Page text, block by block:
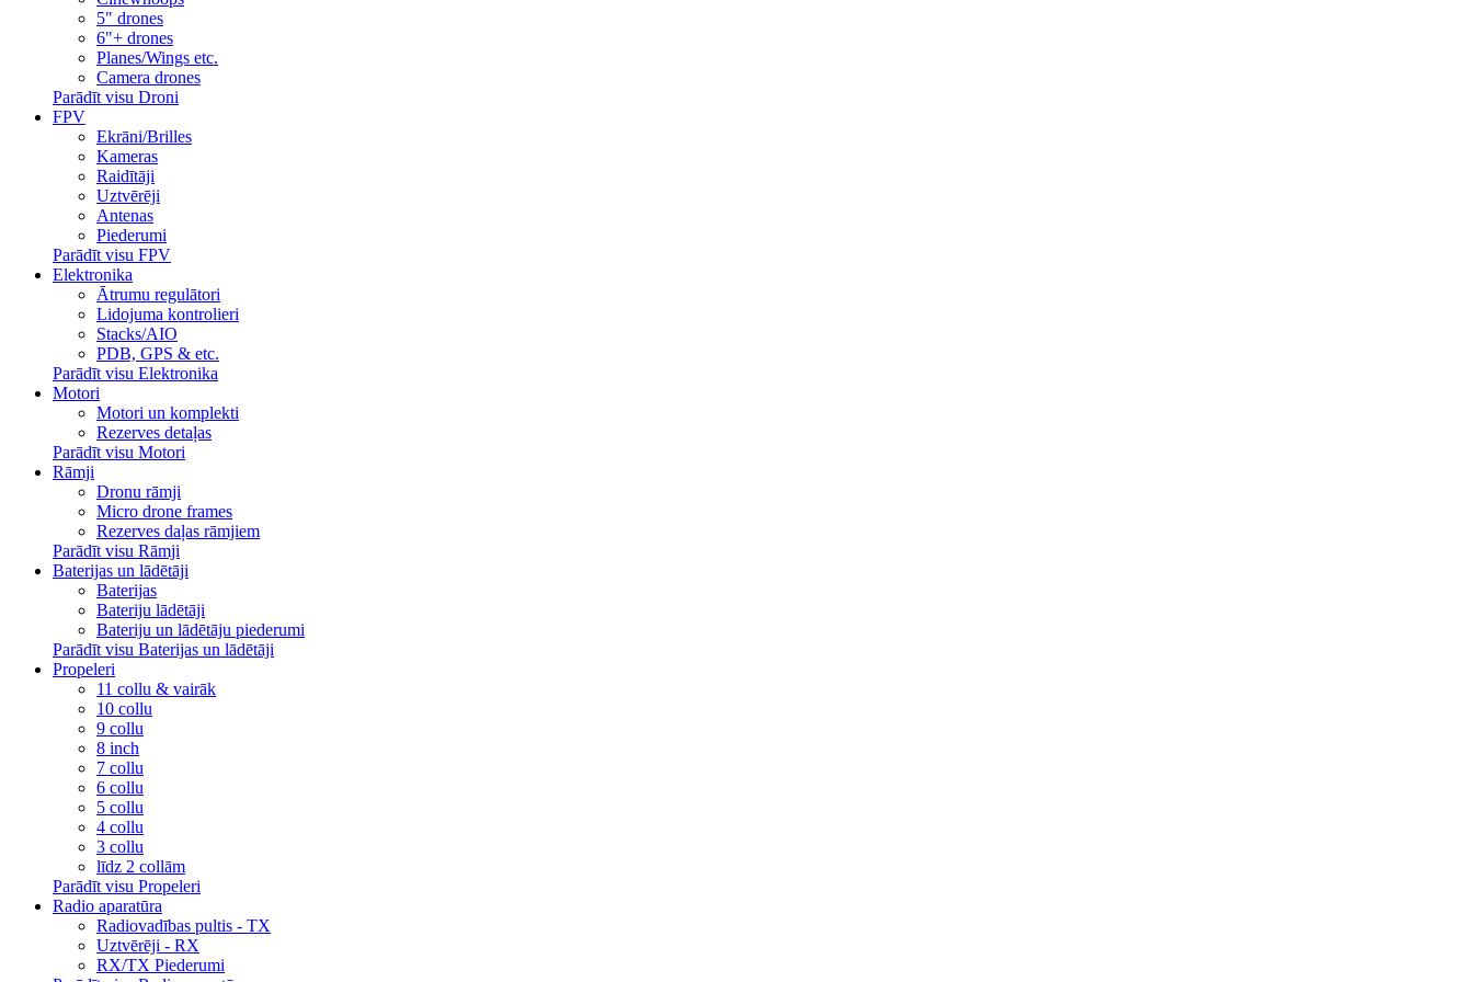
5" drones
6"+ drones
Planes/Wings etc.
Camera drones
Parādīt visu Droni
FPV
Ekrāni/Brilles
Kameras
Raidītāji
Uztvērēji
Antenas
Piederumi
Parādīt visu FPV
Elektronika
Ātrumu regulātori
Lidojuma kontrolieri
Stacks/AIO
PDB, GPS & etc.
Parādīt visu Elektronika
Motori
Motori un komplekti
Rezerves detaļas
Parādīt visu Motori
Rāmji
Dronu rāmji
Micro drone frames
Rezerves daļas rāmjiem
Parādīt visu Rāmji
Baterijas un lādētāji
Baterijas
Bateriju lādētāji
Bateriju un lādētāju piederumi
Parādīt visu Baterijas un lādētāji
Propeleri
11 collu & vairāk
10 collu
9 collu
8 inch
7 collu
6 collu
5 collu
4 collu
3 collu
līdz 2 collām
Parādīt visu Propeleri
Radio aparatūra
Radiovadības pultis - TX
Uztvērēji - RX
RX/TX Piederumi